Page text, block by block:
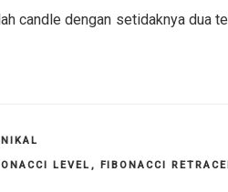
candle dengan setidaknya dua
LEVEL , FIBONACCI